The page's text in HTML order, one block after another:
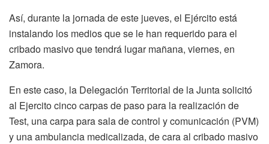
Así, durante la jornada de este jueves, el Ejército está
instalando los medios que se le han requerido para el
cribado masivo que tendrá lugar mañana, viernes, en
Zamora.
En este caso, la Delegación Territorial de la Junta solicitó
al Ejercito cinco carpas de paso para la realización de
Test, una carpa para sala de control y comunicación (PVM)
y una ambulancia medicalizada, de cara al cribado masivo